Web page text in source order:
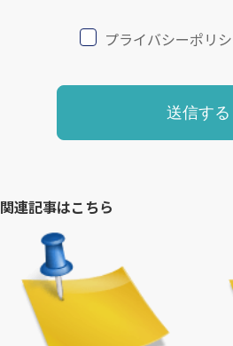
プライバシーポリ
関連記事はこちら